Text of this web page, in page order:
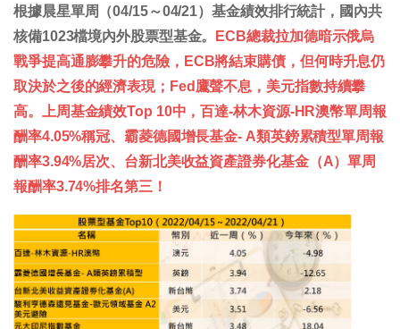
根據晨星單周（04/15～04/21）基金績效排行統計，國內共
核備1023檔境內外股票型基金。
ECB總裁拉加德暗示俄烏
戰爭提高通膨攀升的危險，ECB將結束購債，但何時升息仍
取決於之後的經濟表現；Fed鷹聲不息，美元指數持續攀
高。上周基金績效Top 10中，百達-林木資源-HR澳幣單周報
酬率4.05%稱冠、霸菱德國增長基金- A類英鎊累積型單周報
酬率3.94%居次、台新北美收益資產證券化基金（A）單周
報酬率3.74%排名第三！